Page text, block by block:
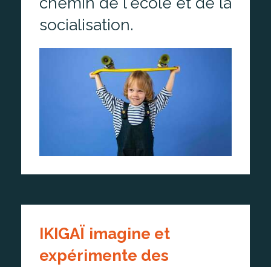
socialisation.
IKIGAÏ imagine et
expérimente des